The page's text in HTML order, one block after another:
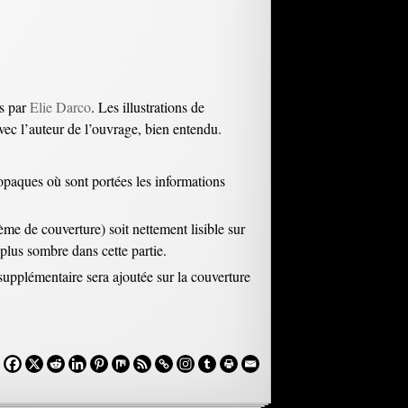
parElie Darco. Les illustrations de
l’auteur de l’ouvrage, bien entendu.
où sont portées les informations
de couverture) soit nettement lisible sur
sombre dans cette partie.
sera ajoutée sur la couverture